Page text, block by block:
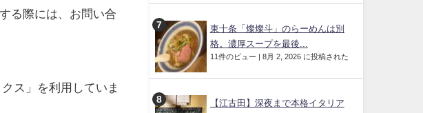
る際には、お問い合
ス」を利用していま
東十条「燦燦斗」のらーめんは別
格。濃厚スープを最後...
11件のビュー | 8月 2, 2026 に投稿された
【江古田】深夜まで本格イタリア